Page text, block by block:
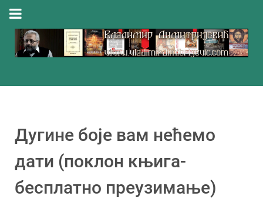
Дугине боје вам нећемо
дати (поклон књига-
бесплатно преузимање)